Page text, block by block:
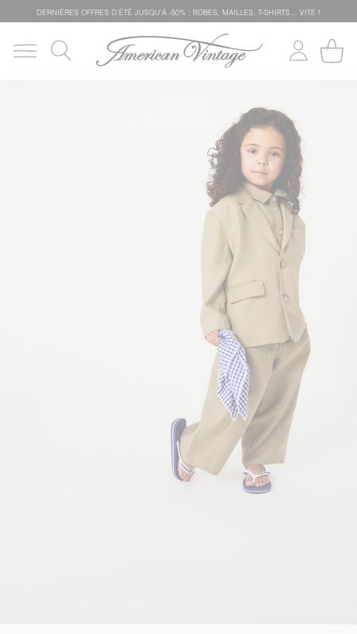
DERNIÈRES OFFRES D'ÉTÊ JUSQU'À -50% : ROBES, MAILLES, T-SHIRTS... VITE !